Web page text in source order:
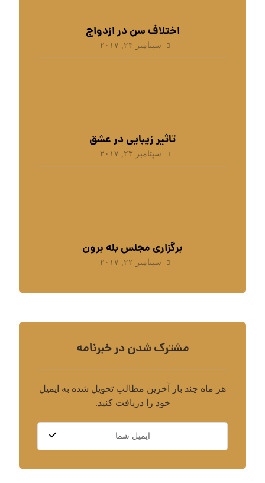
اختلاف سن در ازدواج
سپتامبر ۲۳, ۲۰۱۷
تاثیر زیبایی در عشق
سپتامبر ۲۳, ۲۰۱۷
برگزاری مجلس بله برون
سپتامبر ۲۲, ۲۰۱۷
مشترک شدن در خبرنامه
هر ماه چند بار آخرین مطالب تحویل شده به ایمیل
خود را دریافت کنید.